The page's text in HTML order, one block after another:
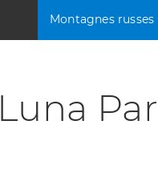
Montagnes russes
Luna